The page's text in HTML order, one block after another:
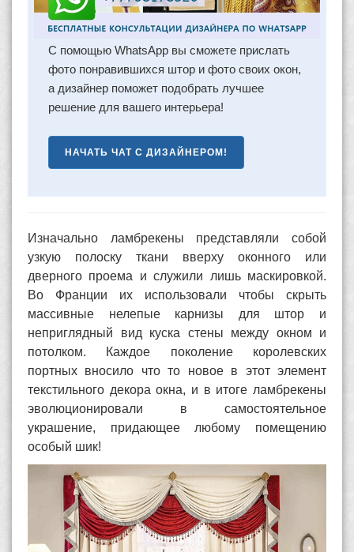
С помощью WhatsApp вы сможете прислать
фото понравившихся штор и фото своих окон,
а дизайнер поможет подобрать лучшее
решение для вашего интерьера!
НАЧАТЬ ЧАТ С ДИЗАЙНЕРОМ!
Изначально ламбрекены представляли собой
узкую полоску ткани вверху оконного или
дверного проема и служили лишь маскировкой.
Во Франции их использовали чтобы скрыть
массивные нелепые карнизы для штор и
неприглядный вид куска стены между окном и
потолком. Каждое поколение королевских
портных вносило что то новое в этот элемент
текстильного декора окна, и в итоге ламбрекены
эволюционировали в самостоятельное
украшение, придающее любому помещению
особый шик!